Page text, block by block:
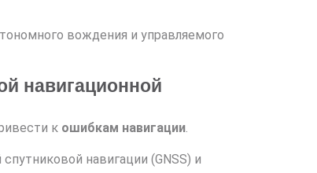
вождения и управляемого
навигационной
к ошибкам навигации.
навигации (GNSS) и